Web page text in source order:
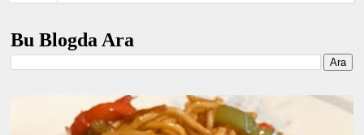
Bu Blogda Ara